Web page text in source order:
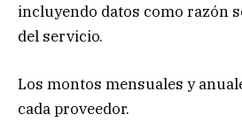
incluyendo datos como razón
del servicio.
Los montos mensuales y
cada proveedor.